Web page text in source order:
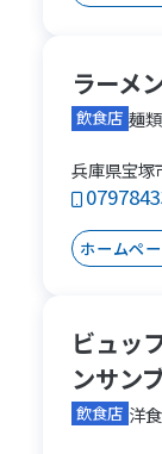
ラー
飲食店 麺類
兵庫県宝塚
ホームペ
ビュッ
ンサン
飲食店 洋食